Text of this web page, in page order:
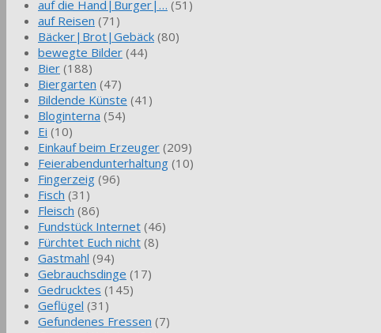
auf die Hand|Burger|… (51)
auf Reisen (71)
Bäcker|Brot|Gebäck (80)
bewegte Bilder (44)
Bier (188)
Biergarten (47)
Bildende Künste (41)
Bloginterna (54)
Ei (10)
Einkauf beim Erzeuger (209)
Feierabendunterhaltung (10)
Fingerzeig (96)
Fisch (31)
Fleisch (86)
Fundstück Internet (46)
Fürchtet Euch nicht (8)
Gastmahl (94)
Gebrauchsdinge (17)
Gedrucktes (145)
Geflügel (31)
Gefundenes Fressen (7)